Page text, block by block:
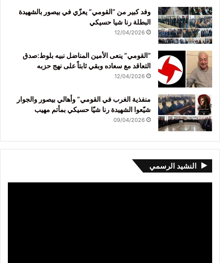
وفد كبير من “القومي” يعزّي في بيصور بالشهيدة
البطلة رنا شيا حسيكي
12/04/2026
“القومي” ينعى الأمين المناضل نبيه بلوط:صدق
التعاقد مع سعاده وبقي ثابتاً على نهج حزبه
12/04/2026
منفذية الغرب في القومي” وأهالي بيصور والجوار
شيّعوا الشهيدة رنا شيّا حسيكي بمأتم مهيب
09/04/2026
النشيد الرسمي